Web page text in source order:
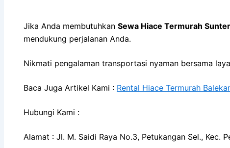
Jika Anda membutuhkan Sewa Hiace Termurah Sunter
mendukung perjalanan Anda.
Nikmati pengalaman transportasi nyaman bersama
Baca Juga Artikel Kami : Rental Hiace Termurah
Hubungi Kami :
Alamat : Jl. M. Saidi Raya No.3, Petukangan Sel., Kec.